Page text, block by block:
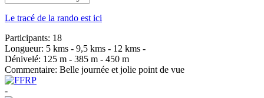
Le tracé de la rando est ici
Participants: 18
Longueur: 5 kms - 9,5 kms - 12 kms -
Dénivelé: 125 m - 385 m - 450 m
Commentaire: Belle journée et jolie point de vue
-